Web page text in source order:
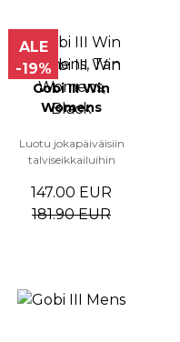
ALE
-19%
Gobi III Win
Womens
Luotu jokapäiväisiin
talviseikkailuihin
147.00 EUR
181.90 EUR